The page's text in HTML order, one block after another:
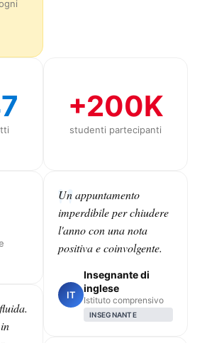
+200K
studenti partecipanti
Un appuntamento
imperdibile per chiudere
l'anno con una nota
positiva e coinvolgente.
IT
Insegnante di
inglese
Istituto comprensivo
INSEGNANTE